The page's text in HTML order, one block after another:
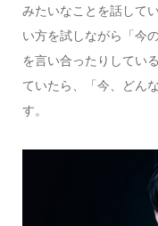
みたいなことを話して
い方を試しながら「今
を言い合ったりしてい
ていたら、「今、どん
す。